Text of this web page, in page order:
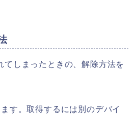
てしまったときの、解除方法を
す。取得するには別のデバイ